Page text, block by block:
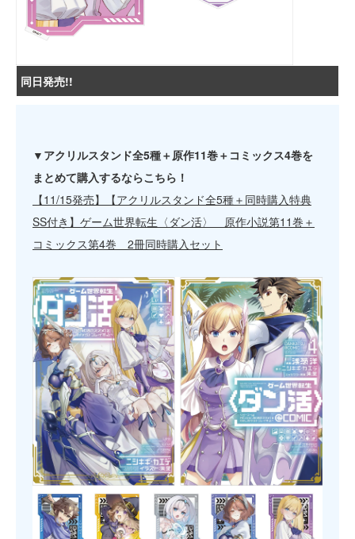
同日発売!!
▼アクリルスタンド全5種＋原作11巻＋コミックス4巻を
まとめて購入するならこちら！
【11/15発売】【アクリルスタンド全5種＋同時購入特典
SS付き】ゲーム世界転生〈ダン活〉 原作小説第11巻＋
コミックス第4巻 2冊同時購入セット